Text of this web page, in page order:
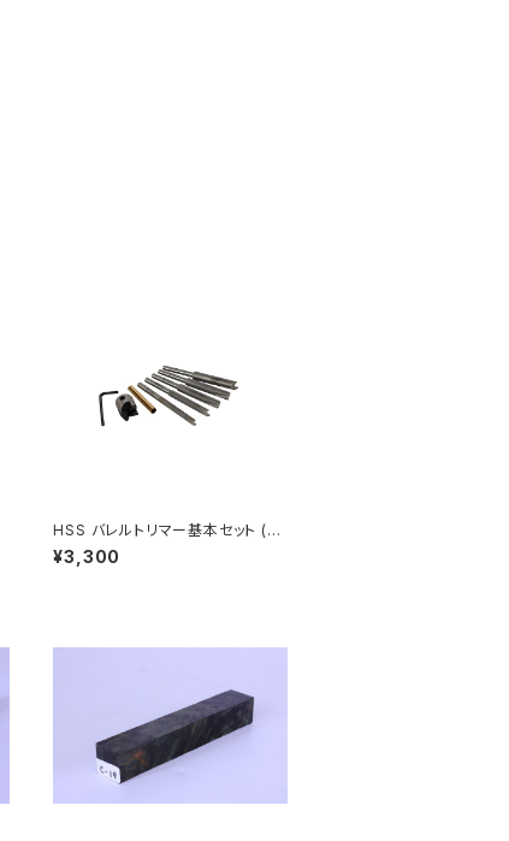
HSS バレルトリマー基本セット (刃
径18.5mm＋パイロットシャフト各
種)
¥3,300